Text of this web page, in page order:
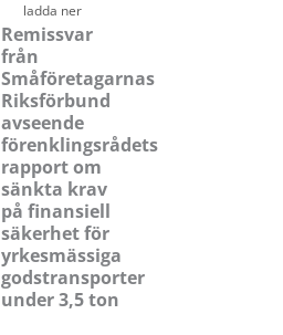
ladda ner
Remissvar
från
Småföretagarnas
Riksförbund
avseende
förenklingsrådets
rapport om
sänkta krav
på finansiell
säkerhet för
yrkesmässiga
godstransporter
under 3,5 ton